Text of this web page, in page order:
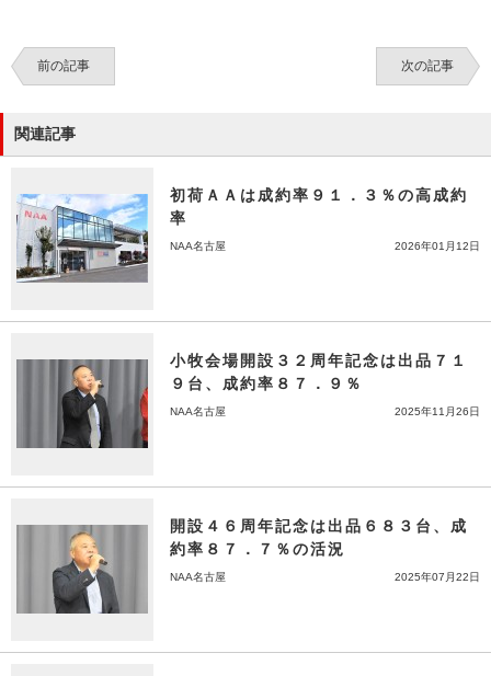
前の記事 次の記事
関連記事
初荷ＡＡは成約率９１．３％の高成約
率
NAA名古屋 2026年01月12日
小牧会場開設３２周年記念は出品７１
９台、成約率８７．９％
NAA名古屋 2025年11月26日
開設４６周年記念は出品６８３台、成
約率８７．７％の活況
NAA名古屋 2025年07月22日